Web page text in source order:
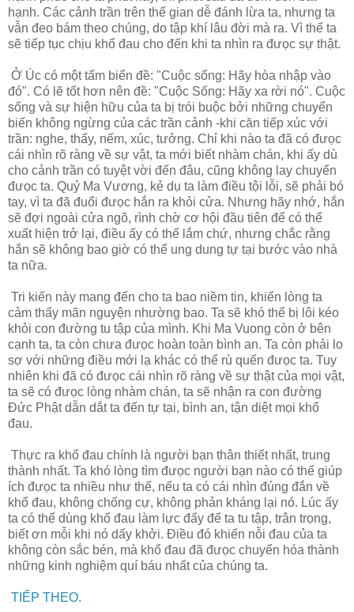
hạnh. Các cảnh trần trên thế gian dễ đánh lừa ta, nhưng ta
vẫn đeo bám theo chúng, do tập khí lâu đời mà ra. Vì thế ta
sẽ tiếp tục chịu khổ đau cho đến khi ta nhìn ra đưọc sự thật.
Ở Úc có một tấm biển đề: "Cuộc sống: Hãy hòa nhập vào
đó". Có lẽ tốt hơn nên đề: "Cuộc Sống: Hãy xa rời nó". Cuộc
sống và sự hiện hữu của ta bị trói buộc bởi những chuyển
biến không ngừng của các trần cảnh -khi căn tiếp xúc với
trần: nghe, thấy, nếm, xúc, tưởng. Chỉ khi nào ta đã có đưọc
cái nhìn rõ ràng về sự vật, ta mới biết nhàm chán, khi ấy dù
cho cảnh trần có tuyệt vời đến đâu, cũng không lay chuyển
đưọc ta. Quỷ Ma Vương, kẻ dụ ta làm điều tội lỗi, sẽ phải bó
tay, vì ta đã đuổi đưọc hắn ra khỏi cửa. Nhưng hãy nhớ, hắn
sẽ đợi ngoài cửa ngõ, rình chờ cơ hội đầu tiên để có thể
xuất hiện trở lại, điều ấy có thể lắm chứ, nhưng chắc rằng
hắn sẽ không bao giờ có thể ung dung tự tại bước vào nhà
ta nữa.
Tri kiến này mang đến cho ta bao niềm tin, khiến lòng ta
cảm thấy mãn nguyện nhường bao. Ta sẽ khó thể bị lôi kéo
khỏi con đường tu tập của mình. Khi Ma Vuong còn ở bên
cạnh ta, ta còn chưa đưọc hoàn toàn bình an. Ta còn phải lo
sợ với những điều mới lạ khác có thể rù quến đưọc ta. Tuy
nhiên khi đã có đưọc cái nhìn rõ ràng về sự thật của mọi vật,
ta sẽ có đưọc lòng nhàm chán, ta sẽ nhận ra con đường
Đức Phật dẫn dắt ta đến tự tại, bình an, tận diệt mọi khổ
đau.
Thực ra khổ đau chính là người bạn thân thiết nhất, trung
thành nhất. Ta khó lòng tìm đưọc người bạn nào có thế giúp
ích đưọc ta nhiều như thế, nếu ta có cái nhìn đúng đắn về
khổ đau, không chống cự, không phản kháng lại nó. Lúc ấy
ta có thể dùng khổ đau làm lực đẩy để ta tu tập, trân trọng,
biết ơn mỗi khi nó dấy khởi. Điều đó khiến nỗi đau của ta
không còn sắc bén, mà khổ đau đã đưọc chuyển hóa thành
những kinh nghiệm quí báu nhất của chúng ta.
TIẾP THEO.